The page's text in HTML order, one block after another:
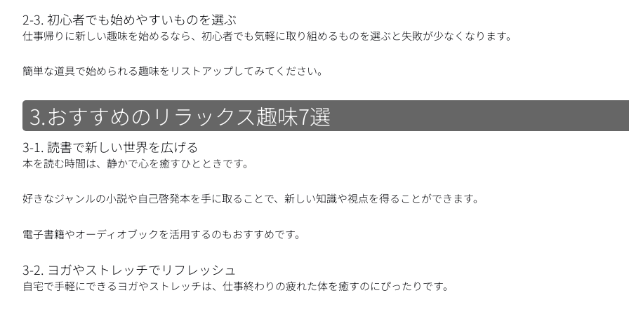
2-3. 初心者でも始めやすいものを選ぶ
仕事帰りに新しい趣味を始めるなら、初心者でも気軽に取り組めるものを選ぶと失敗が少なくなります。
簡単な道具で始められる趣味をリストアップしてみてください。
3.おすすめのリラックス趣味7選
3-1. 読書で新しい世界を広げる
本を読む時間は、静かで心を癒すひとときです。
好きなジャンルの小説や自己啓発本を手に取ることで、新しい知識や視点を得ることができます。
電子書籍やオーディオブックを活用するのもおすすめです。
3-2. ヨガやストレッチでリフレッシュ
自宅で手軽にできるヨガやストレッチは、仕事終わりの疲れた体を癒すのにぴったりです。